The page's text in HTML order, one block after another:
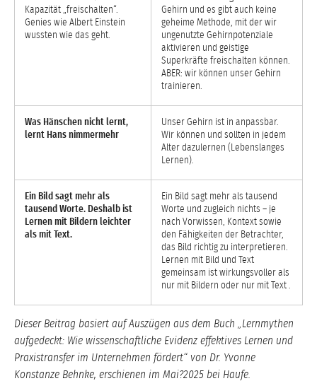
Kapazität „freischalten“.
Genies wie Albert Einstein
wussten wie das geht.
Gehirn und es gibt auch keine
geheime Methode, mit der wir
ungenutzte Gehirnpotenziale
aktivieren und geistige
Superkräfte freischalten können.
ABER: wir können unser Gehirn
trainieren.
Was Hänschen nicht lernt,
lernt Hans nimmermehr
Unser Gehirn ist in anpassbar.
Wir können und sollten in jedem
Alter dazulernen (Lebenslanges
Lernen).
Ein Bild sagt mehr als
tausend Worte. Deshalb ist
Lernen mit Bildern leichter
als mit Text.
Ein Bild sagt mehr als tausend
Worte und zugleich nichts – je
nach Vorwissen, Kontext sowie
den Fähigkeiten der Betrachter,
das Bild richtig zu interpretieren.
Lernen mit Bild und Text
gemeinsam ist wirkungsvoller als
nur mit Bildern oder nur mit Text .
Dieser Beitrag basiert auf Auszügen aus dem Buch „Lernmythen
aufgedeckt: Wie wissenschaftliche Evidenz effektives Lernen und
Praxistransfer im Unternehmen fördert“ von Dr. Yvonne
Konstanze Behnke, erschienen im Mai?2025 bei Haufe.